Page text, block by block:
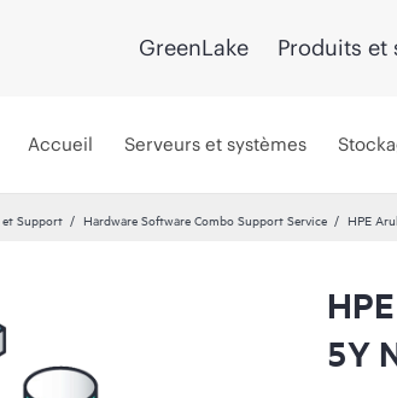
GreenLake Produits et
Accueil Serveurs et systèmes
et Support Hardware Software Combo Support Service HPE
5Y